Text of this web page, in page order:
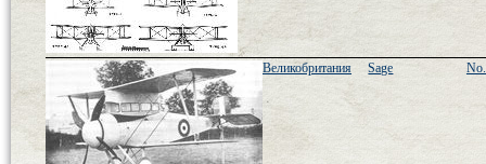
Великобритания Sage